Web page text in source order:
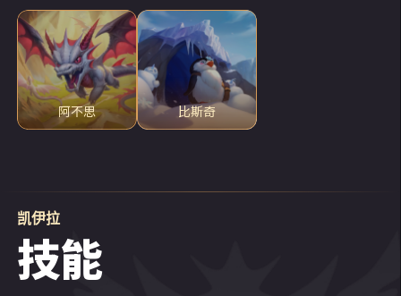
阿不思 比斯奇
凯伊拉
技能